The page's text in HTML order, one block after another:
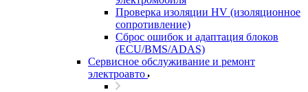
Проверка изоляции HV (изоляционное
сопротивление)
Сброс ошибок и адаптация блоков
(ECU/BMS/ADAS)
Сервисное обслуживание и ремонт
электроавто